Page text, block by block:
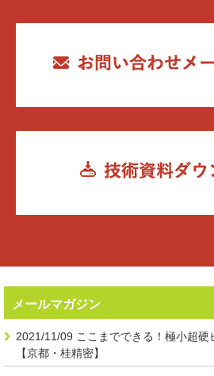
メールマガジン
2021/11/09 ここまでできる！極小超
【京都・桂精密】